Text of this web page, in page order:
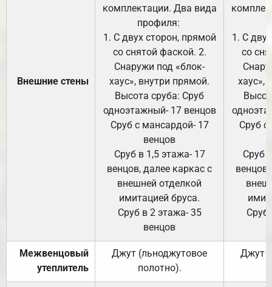
Внешние стены
комплектации. Два вида
профиля:
1. С двух сторон, прямой
со снятой фаской. 2.
Снаружи под «блок-
хаус», внутри прямой.
Высота сруба: Сруб
одноэтажный- 17 венцов
Сруб с мансардой- 17
венцов
Сруб в 1,5 этажа- 17
венцов, далее каркас с
внешней отделкой
имитацией бруса.
Сруб в 2 этажа- 35
венцов
1. С
со
хаус»,
Сруб с
Сруб
Сруб
Межвенцовый
утеплитель
Джут (льноджутовое
полотно).
Джут